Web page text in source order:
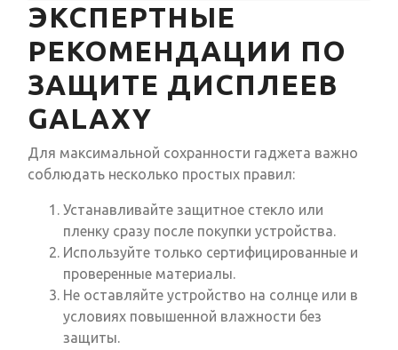
ЭКСПЕРТНЫЕ
РЕКОМЕНДАЦИИ ПО
ЗАЩИТЕ ДИСПЛЕЕВ
GALAXY
Для максимальной сохранности гаджета важно
соблюдать несколько простых правил:
Устанавливайте защитное стекло или
пленку сразу после покупки устройства.
Используйте только сертифицированные и
проверенные материалы.
Не оставляйте устройство на солнце или в
условиях повышенной влажности без
защиты.